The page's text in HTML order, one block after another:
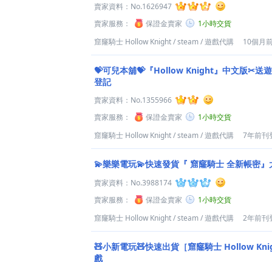
賣家資料： No.1626947
賣家服務：
保證金賣家
1小時交貨
窟窿騎士 Hollow Knight/steam/遊戲代購 10個月
💝可兒本舖💝『Hollow Knight』中文版✂送
登記
賣家資料： No.1355966
賣家服務：
保證金賣家
1小時交貨
窟窿騎士 Hollow Knight/steam/遊戲代購 7年前刊
💫樂樂電玩💫快速發貨『 窟窿騎士 全新帳密』
賣家資料： No.3988174
賣家服務：
保證金賣家
1小時交貨
窟窿騎士 Hollow Knight/steam/遊戲代購 2年前刊
🧸小新電玩🧸快速出貨［窟窿騎士 Hollow
戲